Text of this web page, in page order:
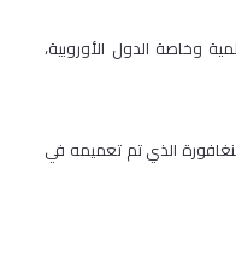
وخاصة الدول الأوروبية،
الذي تم تعميمه في